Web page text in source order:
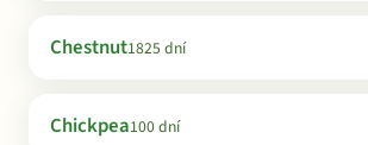
Chestnut1825 dní
Chickpea100 dní